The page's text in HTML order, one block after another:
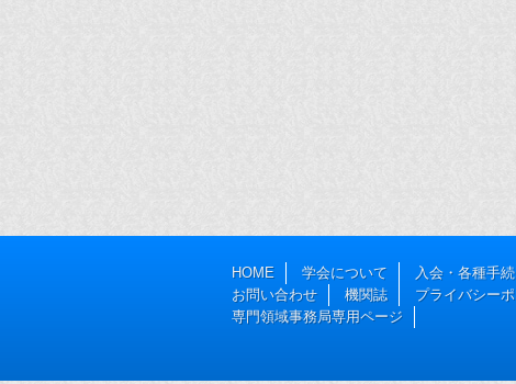
HOME 学会について 入会・各種手続
お問い合わせ
機関誌 プライバシー
専門領域事務局専用ページ